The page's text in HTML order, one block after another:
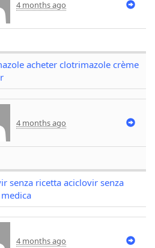
4 months ago
acheter clotrimazole crème
4 months ago
senza ricetta aciclovir senza
4 months ago